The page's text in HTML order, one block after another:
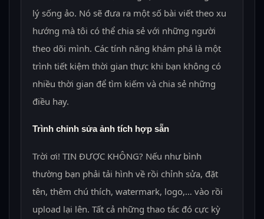
lý sống ảo. Nó sẽ đưa ra một số bài viết theo xu
hướng mà tôi có thể chia sẻ với những người
theo dõi mình. Các tính năng khám phá là một
trình tiết kiệm thời gian thực khi bạn không có
nhiều thời gian để tìm kiếm và chia sẻ những
điều hay.
Trình chỉnh sửa ảnh tích hợp sẵn
Trời ơi! TIN ĐƯỢC KHÔNG? Nếu như bình
thường bạn phải tải hình về rồi chỉnh sửa, đặt
tên, thêm chú thích, watermark, logo,… vào rồi
upload lại lên. Tất cả những thao tác đó cực kỳ